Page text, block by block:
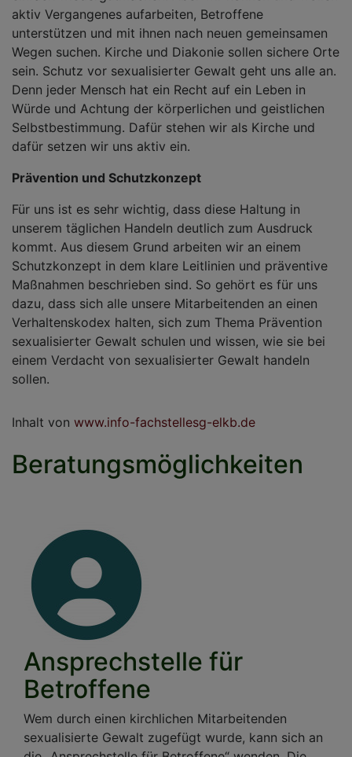
aktiv Vergangenes aufarbeiten, Betroffene
unterstützen und mit ihnen nach neuen gemeinsamen
Wegen suchen. Kirche und Diakonie sollen sichere Orte
sein. Schutz vor sexualisierter Gewalt geht uns alle an.
Denn jeder Mensch hat ein Recht auf ein Leben in
Würde und Achtung der körperlichen und geistlichen
Selbstbestimmung. Dafür stehen wir als Kirche und
dafür setzen wir uns aktiv ein.
Prävention und Schutzkonzept
Für uns ist es sehr wichtig, dass diese Haltung in
unserem täglichen Handeln deutlich zum Ausdruck
kommt. Aus diesem Grund arbeiten wir an einem
Schutzkonzept in dem klare Leitlinien und präventive
Maßnahmen beschrieben sind. So gehört es für uns
dazu, dass sich alle unsere Mitarbeitenden an einen
Verhaltenskodex halten, sich zum Thema Prävention
sexualisierter Gewalt schulen und wissen, wie sie bei
einem Verdacht von sexualisierter Gewalt handeln
sollen.
Inhalt von www.info-fachstellesg-elkb.de
Beratungsmöglichkeiten
Ansprechstelle für
Betroffene
Wem durch einen kirchlichen Mitarbeitenden
sexualisierte Gewalt zugefügt wurde, kann sich an